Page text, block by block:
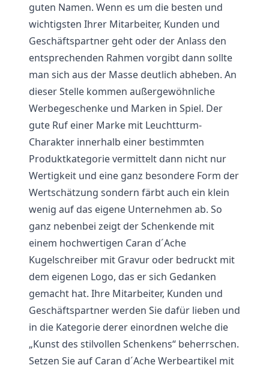
guten Namen. Wenn es um die besten und
wichtigsten Ihrer Mitarbeiter, Kunden und
Geschäftspartner geht oder der Anlass den
entsprechenden Rahmen vorgibt dann sollte
man sich aus der Masse deutlich abheben. An
dieser Stelle kommen außergewöhnliche
Werbegeschenke und Marken in Spiel. Der
gute Ruf einer Marke mit Leuchtturm-
Charakter innerhalb einer bestimmten
Produktkategorie vermittelt dann nicht nur
Wertigkeit und eine ganz besondere Form der
Wertschätzung sondern färbt auch ein klein
wenig auf das eigene Unternehmen ab. So
ganz nebenbei zeigt der Schenkende mit
einem hochwertigen Caran d´Ache
Kugelschreiber mit Gravur oder bedruckt mit
dem eigenen Logo, das er sich Gedanken
gemacht hat. Ihre Mitarbeiter, Kunden und
Geschäftspartner werden Sie dafür lieben und
in die Kategorie derer einordnen welche die
„Kunst des stilvollen Schenkens“ beherrschen.
Setzen Sie auf Caran d´Ache Werbeartikel mit